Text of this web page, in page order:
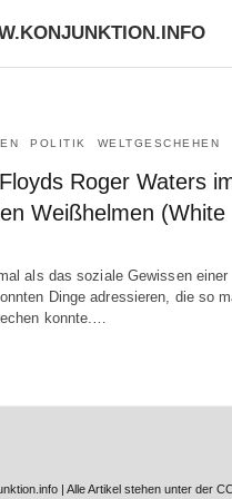
POLITIK WELTGESCHEHEN
Roger Waters
Weißhelmen (White
als das soziale Gewissen einer
Dinge adressieren, die so
konnte.…
| Alle Artikel stehen unter der